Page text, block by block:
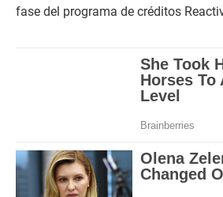
fase del programa de créditos